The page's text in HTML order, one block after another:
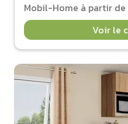
Mobil-Home à partir de
Voir le